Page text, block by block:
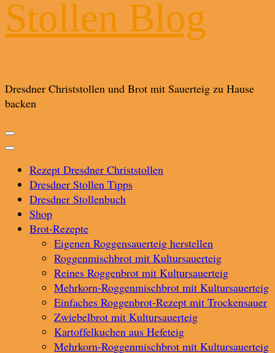
Stollen Blog
Dresdner Christstollen und Brot mit Sauerteig zu Hause
backen
Rezept Dresdner Christstollen
Dresdner Stollen Tipps
Dresdner Stollenbuch
Shop
Brot-Rezepte
Eigenen Roggensauerteig herstellen
Roggenmischbrot mit Kultursauerteig
Reines Roggenbrot mit Kultursauerteig
Mehrkorn-Roggenmischbrot mit Kultursauerteig
Einfaches Roggenbrot-Rezept mit Trockensauer
Zwiebelbrot mit Kultursauerteig
Kartoffelkuchen aus Hefeteig
Mehrkorn-Roggenmischbrot mit Kultursauerteig